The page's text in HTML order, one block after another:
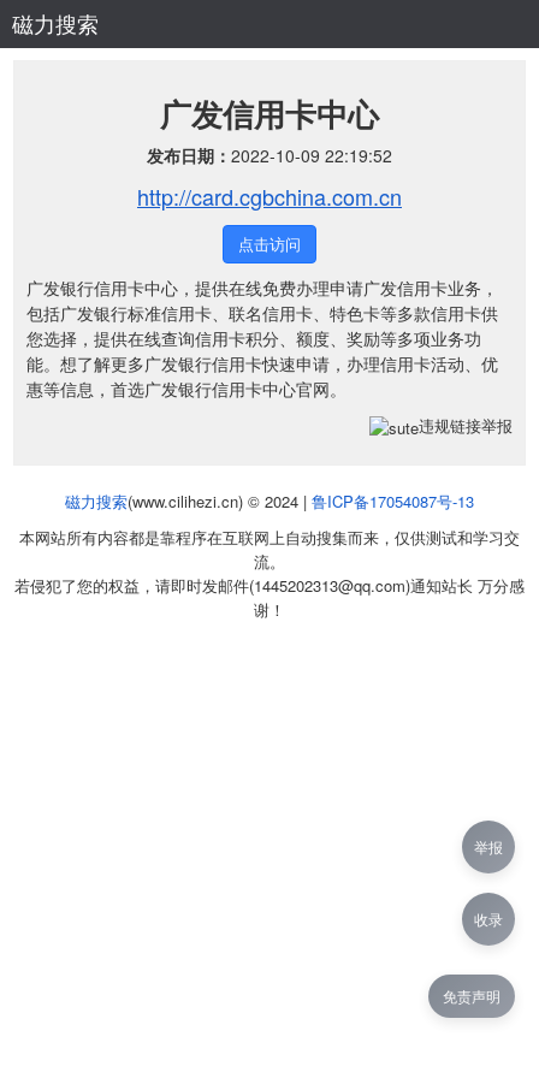
磁力搜索
广发信用卡中心
发布日期： 2022-10-09 22:19:52
http://card.cgbchina.com.cn
点击访问
广发银行信用卡中心，提供在线免费办理申请广发信用卡业务，
包括广发银行标准信用卡、联名信用卡、特色卡等多款信用卡供
您选择，提供在线查询信用卡积分、额度、奖励等多项业务功
能。想了解更多广发银行信用卡快速申请，办理信用卡活动、优
惠等信息，首选广发银行信用卡中心官网。
违规链接举报
磁力搜索(www.cilihezi.cn) © 2024 | 鲁ICP备17054087号-13
本网站所有内容都是靠程序在互联网上自动搜集而来，仅供测试和学习交
流。
若侵犯了您的权益，请即时发邮件(1445202313@qq.com)通知站长 万分感
谢！
免责声明
举报
收录